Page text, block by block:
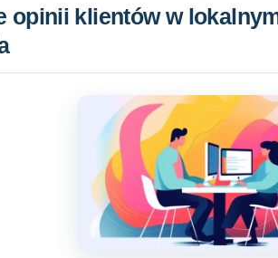
opinii klientów w